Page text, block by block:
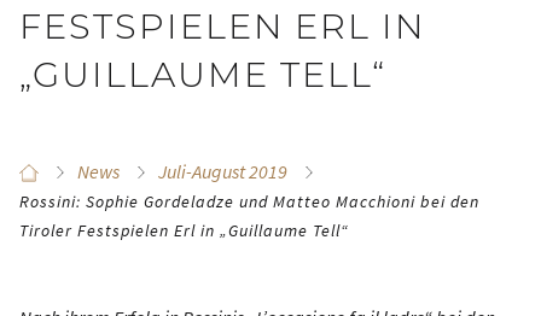
FESTSPIELEN ERL IN
„GUILLAUME TELL“
News Juli-August 2019
Rossini: Sophie Gordeladze und Matteo Macchioni bei den
Tiroler Festspielen Erl in „Guillaume Tell“